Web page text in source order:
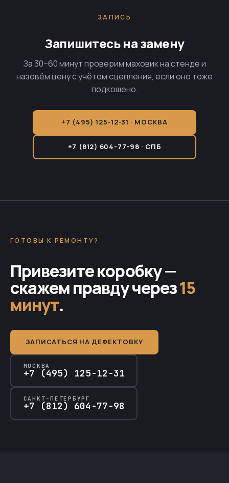
ЗАПИСЬ
Запишитесь на замену
За 30–60 минут проверим маховик на стенде и
назовём цену с учётом сцепления, если оно тоже
подкошено.
+7 (495) 125-12-31 · МОСКВА
+7 (812) 604-77-98 · СПБ
ГОТОВЫ К РЕМОНТУ?
Привезите коробку —
скажем правду через15
минут.
ЗАПИСАТЬСЯ НА ДЕФЕКТОВКУ
МОСКВА
+7 (495) 125-12-31
САНКТ-ПЕТЕРБУРГ
+7 (812) 604-77-98